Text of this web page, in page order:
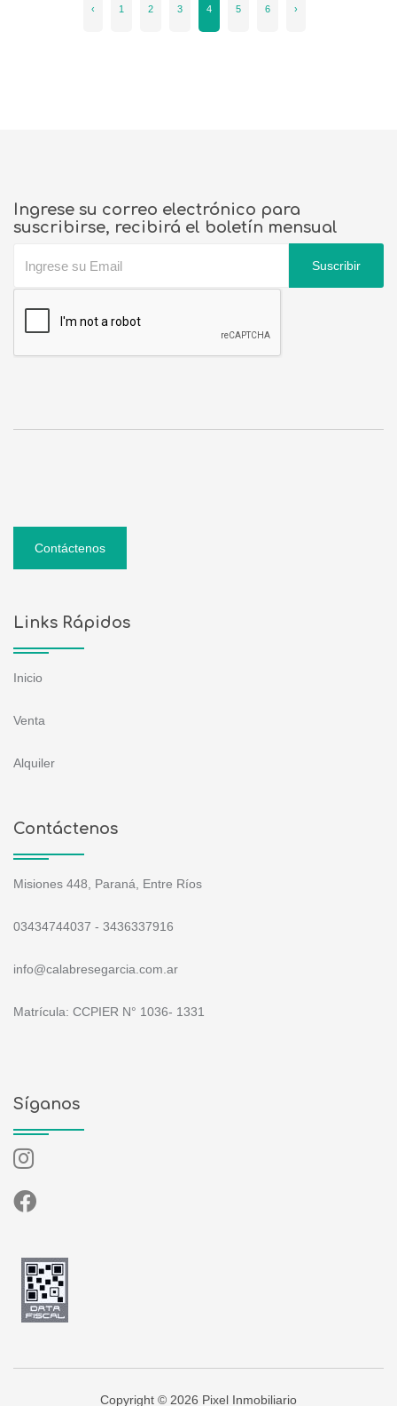
‹ 1 2 3 4 5 6 ›
Ingrese su correo electrónico para
suscribirse, recibirá el boletín mensual
Suscribir
Contáctenos
Links Rápidos
Inicio
Venta
Alquiler
Contáctenos
Misiones 448, Paraná, Entre Ríos
03434744037 - 3436337916
info@calabresegarcia.com.ar
Matrícula: CCPIER N° 1036- 1331
Síganos
Copyright © 2026 Pixel Inmobiliario